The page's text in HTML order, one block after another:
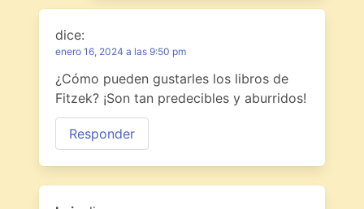
dice:
enero 16, 2024 a las 9:50 pm
¿Cómo pueden gustarles los libros de
Fitzek? ¡Son tan predecibles y aburridos!
Responder